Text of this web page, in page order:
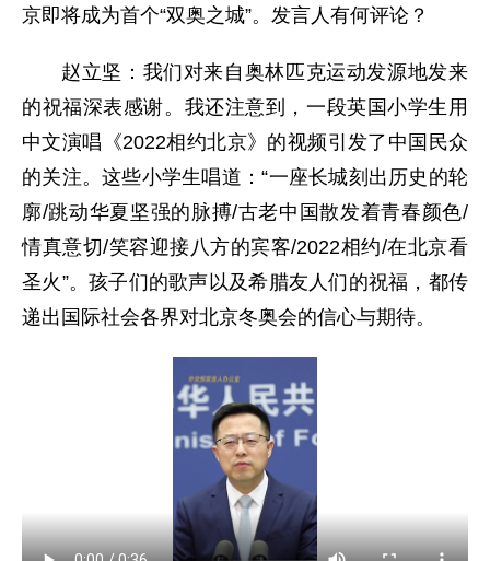
京即将成为首个“双奥之城”。发言人有何评论？
赵立坚：我们对来自奥林匹克运动发源地发来
的祝福深表感谢。我还注意到，一段英国小学生用
中文演唱《2022相约北京》的视频引发了中国民众
的关注。这些小学生唱道：“一座长城刻出历史的轮
廓/跳动华夏坚强的脉搏/古老中国散发着青春颜色/
情真意切/笑容迎接八方的宾客/2022相约/在北京看
圣火”。孩子们的歌声以及希腊友人们的祝福，都传
递出国际社会各界对北京冬奥会的信心与期待。